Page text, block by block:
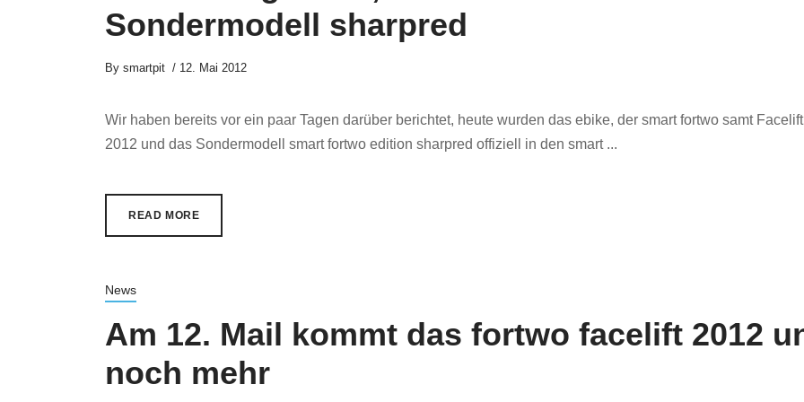
Sondermodell sharpred
By smartpit 12. Mai 2012
Wir haben bereits vor ein paar Tagen darüber berichtet, heute wurden das ebike, der smart fortwo samt Facelift
2012 und das Sondermodell smart fortwo edition sharpred offiziell in den smart ...
READ MORE
News
Am 12. Mail kommt das fortwo facelift 2012
noch mehr